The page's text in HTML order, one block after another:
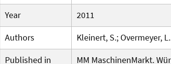
Year
2011
Authors
Kleinert, S.; Overmeyer, L.
Published in
MM MaschinenMarkt.